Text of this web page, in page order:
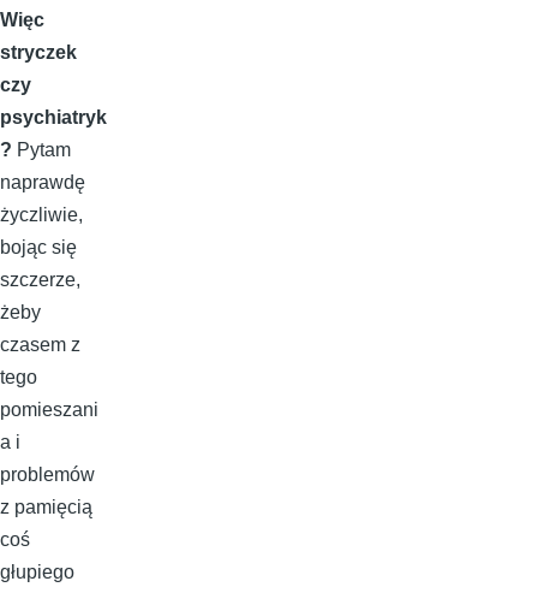
Więc
stryczek
czy
psychiatryk
? Pytam
naprawdę
życzliwie,
bojąc się
szczerze,
żeby
czasem z
tego
pomieszani
a i
problemów
z pamięcią
coś
głupiego